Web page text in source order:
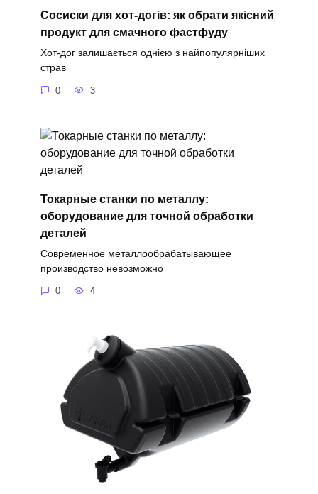
Сосиски для хот-догів: як обрати якісний
продукт для смачного фастфуду
Хот-дог залишається однією з найпопулярніших
страв
0 3
Токарные станки по металлу:
оборудование для точной обработки
деталей
Современное металлообрабатывающее
производство невозможно
0 4